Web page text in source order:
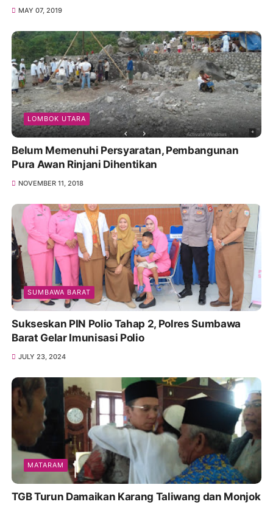
MAY 07, 2019
LOMBOK UTARA
Belum Memenuhi Persyaratan, Pembangunan
Pura Awan Rinjani Dihentikan
NOVEMBER 11, 2018
SUMBAWA BARAT
Sukseskan PIN Polio Tahap 2, Polres Sumbawa
Barat Gelar Imunisasi Polio
JULY 23, 2024
MATARAM
TGB Turun Damaikan Karang Taliwang dan Monjok